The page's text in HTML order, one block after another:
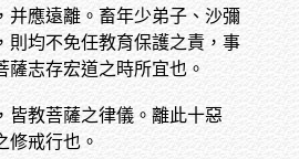
并應遠離。畜年少弟子、沙彌
則均不免任教育保護之責，事
薩志存宏道之時所宜也。
皆教菩薩之律儀。離此十惡
修戒行也。